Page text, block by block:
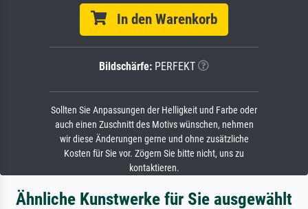
In den Warenkorb
Bildschärfe: PERFEKT
Sollten Sie Anpassungen der Helligkeit und Farbe oder
auch einen Zuschnitt des Motivs wünschen, nehmen
wir diese Änderungen gerne und ohne zusätzliche
Kosten für Sie vor. Zögern Sie bitte nicht, uns zu
kontaktieren.
Ähnliche Kunstwerke für Sie ausgewählt